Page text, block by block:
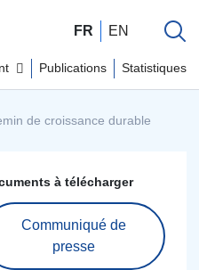
FR EN
Publications Statistiques
de croissance durable
à télécharger
Communiqué de
presse